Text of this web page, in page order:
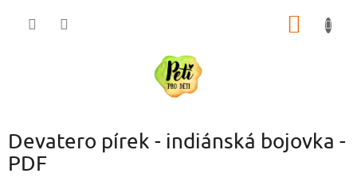
Devatero pírek - indiánská bojovka -
PDF